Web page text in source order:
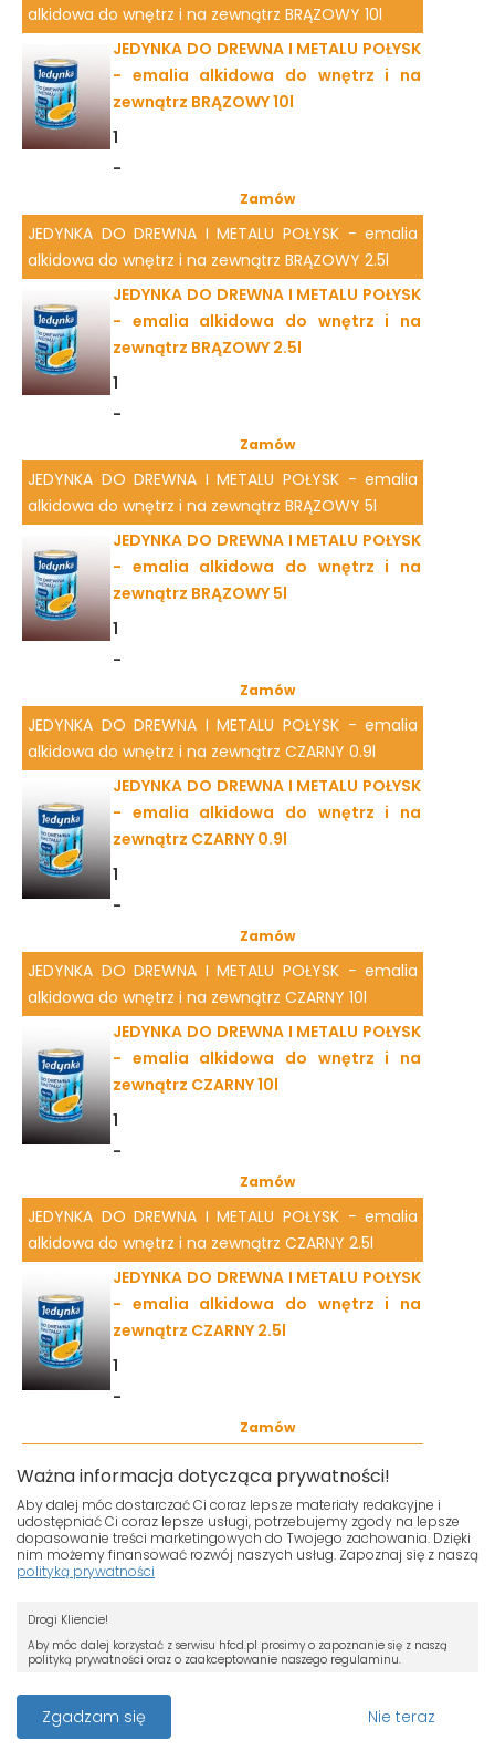
alkidowa do wnętrz i na zewnątrz BRĄZOWY 10l
JEDYNKA DO DREWNA I METALU POŁYSK
- emalia alkidowa do wnętrz i na
zewnątrz BRĄZOWY 10l
1
-
Zamów
JEDYNKA DO DREWNA I METALU POŁYSK - emalia
alkidowa do wnętrz i na zewnątrz BRĄZOWY 2.5l
JEDYNKA DO DREWNA I METALU POŁYSK
- emalia alkidowa do wnętrz i na
zewnątrz BRĄZOWY 2.5l
1
-
Zamów
JEDYNKA DO DREWNA I METALU POŁYSK - emalia
alkidowa do wnętrz i na zewnątrz BRĄZOWY 5l
JEDYNKA DO DREWNA I METALU POŁYSK
- emalia alkidowa do wnętrz i na
zewnątrz BRĄZOWY 5l
1
-
Zamów
JEDYNKA DO DREWNA I METALU POŁYSK - emalia
alkidowa do wnętrz i na zewnątrz CZARNY 0.9l
JEDYNKA DO DREWNA I METALU POŁYSK
- emalia alkidowa do wnętrz i na
zewnątrz CZARNY 0.9l
1
-
Zamów
JEDYNKA DO DREWNA I METALU POŁYSK - emalia
alkidowa do wnętrz i na zewnątrz CZARNY 10l
JEDYNKA DO DREWNA I METALU POŁYSK
- emalia alkidowa do wnętrz i na
zewnątrz CZARNY 10l
1
-
Zamów
JEDYNKA DO DREWNA I METALU POŁYSK - emalia
alkidowa do wnętrz i na zewnątrz CZARNY 2.5l
JEDYNKA DO DREWNA I METALU POŁYSK
- emalia alkidowa do wnętrz i na
zewnątrz CZARNY 2.5l
1
-
Zamów
JEDYNKA DO DREWNA I METALU POŁYSK - emalia
alkidowa do wnętrz i na zewnątrz CZARNY 5l
JEDYNKA DO DREWNA I METALU POŁYSK
- emalia alkidowa do wnętrz i na
zewnątrz CZARNY 5l
-
JEDYNKA DO DREWNA I METALU POŁYSK - emalia
alkidowa do wnętrz i na zewnątrz KOŚĆ SŁONIOWA
zapisywane na Twoim dysku zmień
ustawienia swojej przeglądarki.
Przeczytaj więcej o cookies
Ważna informacja dotycząca prywatności!
Aby dalej móc dostarczać Ci coraz lepsze materiały redakcyjne i
udostępniać Ci coraz lepsze usługi, potrzebujemy zgody na lepsze
dopasowanie treści marketingowych do Twojego zachowania. Dzięki
nim możemy finansować rozwój naszych usług. Zapoznaj się z naszą
polityką prywatności
Drogi Kliencie!
Aby móc dalej korzystać z serwisu hfcd.pl prosimy o zapoznanie się z naszą
polityką prywatności oraz o zaakceptowanie naszego regulaminu.
Z dniem 25 maja 2018 r. rozpoczyna obowiązywanie Rozporządzenie
Parlamentu Europejskiego i Rady (UE) 2016/679 z dnia 27 kwietnia 2016 r. w
sprawie ochrony osób fizycznych w związku z przetwarzaniem danych
Zgadzam się Nie teraz